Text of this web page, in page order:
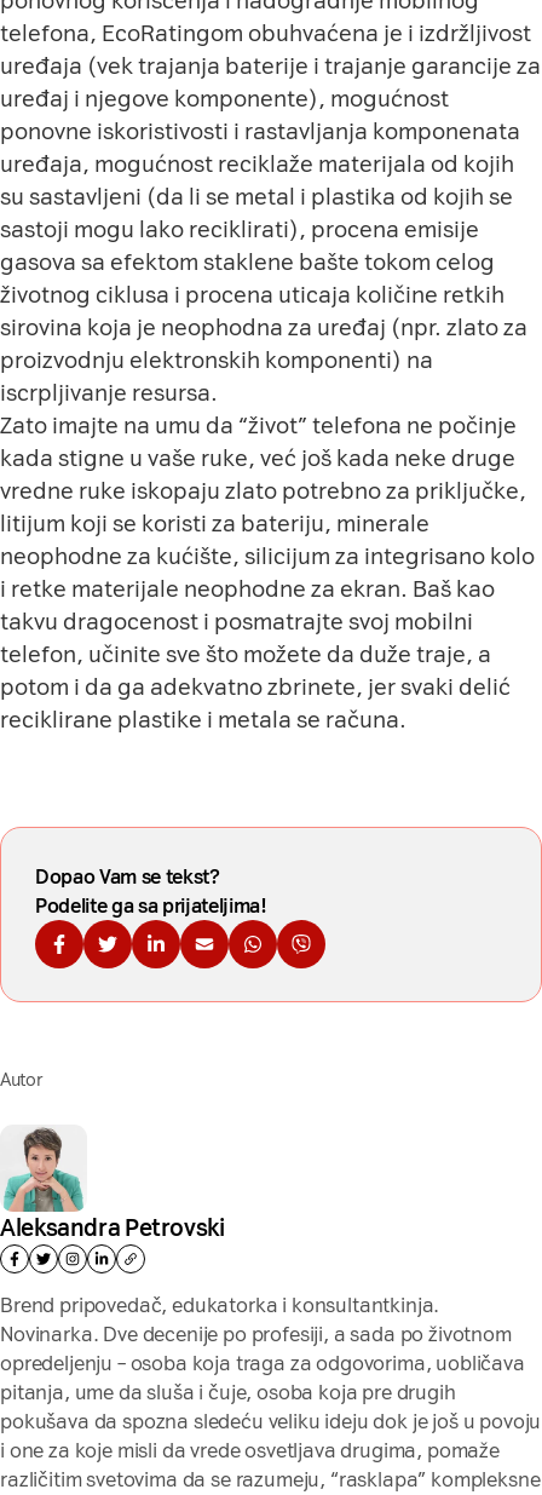
telefona, EcoRatingom obuhvaćena je i izdržljivost
uređaja (vek trajanja baterije i trajanje garancije za
uređaj i njegove komponente), mogućnost
ponovne iskoristivosti i rastavljanja komponenata
uređaja, mogućnost reciklaže materijala od kojih
su sastavljeni (da li se metal i plastika od kojih se
sastoji mogu lako reciklirati), procena emisije
gasova sa efektom staklene bašte tokom celog
životnog ciklusa i procena uticaja količine retkih
sirovina koja je neophodna za uređaj (npr. zlato za
proizvodnju elektronskih komponenti) na
iscrpljivanje resursa.
Zato imajte na umu da “život” telefona ne počinje
kada stigne u vaše ruke, već još kada neke druge
vredne ruke iskopaju zlato potrebno za priključke,
litijum koji se koristi za bateriju, minerale
neophodne za kućište, silicijum za integrisano kolo
i retke materijale neophodne za ekran. Baš kao
takvu dragocenost i posmatrajte svoj mobilni
telefon, učinite sve što možete da duže traje, a
potom i da ga adekvatno zbrinete, jer svaki delić
reciklirane plastike i metala se računa.
Dopao Vam se tekst?
Podelite ga sa prijateljima!
Podelite na Fejsbuku
Podelite na Tviteru
Podelite na Linkdinu
Podelite na imejl
Podelite na WhatsApp
Podelite na Viberu
Autor
Aleksandra Petrovski
Brend pripovedač, edukatorka i konsultantkinja.
Novinarka. Dve decenije po profesiji, a sada po životnom
opredeljenju – osoba koja traga za odgovorima, uobličava
pitanja, ume da sluša i čuje, osoba koja pre drugih
pokušava da spozna sledeću veliku ideju dok je još u povoju
i one za koje misli da vrede osvetljava drugima, pomaže
različitim svetovima da se razumeju, “rasklapa” kompleksne